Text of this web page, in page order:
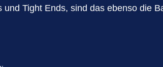
Tight Ends, sind das ebenso die